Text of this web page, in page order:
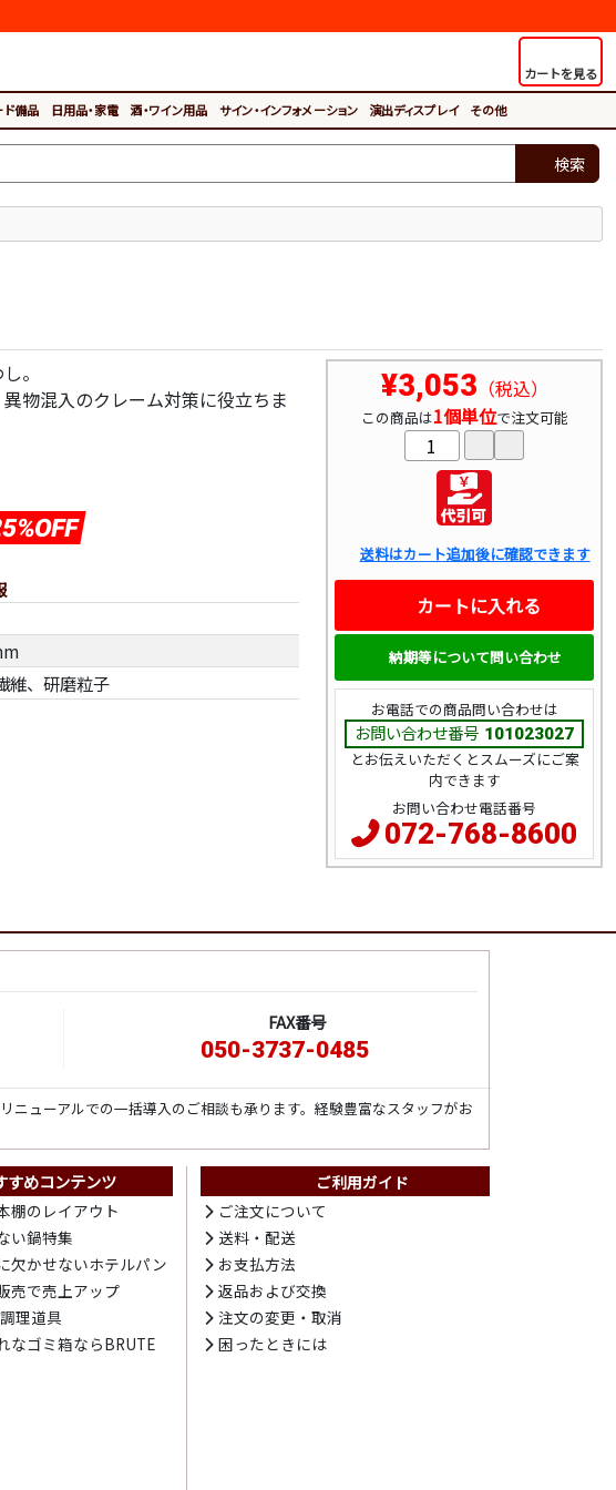
カートを見る
ド備品 日用品・家電 酒・ワイン用品 サイン・インフォメーション 演出ディスプレイ その他
検索
。
物混入のクレーム対策に役立ちま
維、研磨粒子
¥3,053 （税込）
この商品は1個単位で注文可能
送料はカート追加後に確認できます
カートに入れる
納期等について問い合わせ
お電話での商品問い合わせは
お問い合わせ番号 101023027
とお伝えいただくとスムーズにご案
内できます
お問い合わせ電話番号
072-768-8600
FAX番号
050-3737-0485
ューアルでの一括導入のご相談も承ります。経験豊富なスタッフがお
すめコンテンツ
棚のレイアウト
い鍋特集
欠かせないホテルパン
売で売上アップ
理道具
なゴミ箱ならBRUTE
ご利用ガイド
ご注文について
送料・配送
お支払方法
返品および交換
注文の変更・取消
困ったときには